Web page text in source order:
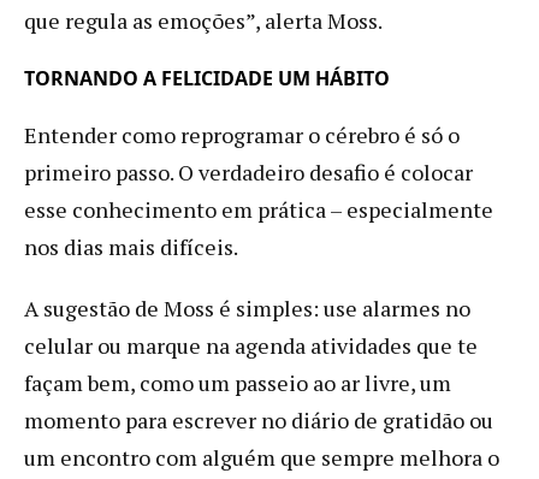
que regula as emoções”, alerta Moss.
TORNANDO A FELICIDADE UM HÁBITO
Entender como reprogramar o cérebro é só o
primeiro passo. O verdadeiro desafio é colocar
esse conhecimento em prática – especialmente
nos dias mais difíceis.
A sugestão de Moss é simples: use alarmes no
celular ou marque na agenda atividades que te
façam bem, como um passeio ao ar livre, um
momento para escrever no diário de gratidão ou
um encontro com alguém que sempre melhora o